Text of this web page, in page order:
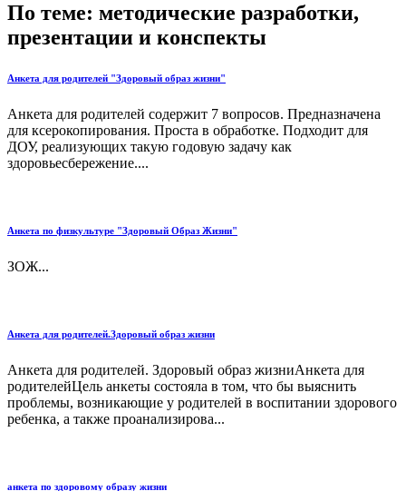
По теме: методические разработки,
презентации и конспекты
Анкета для родителей "Здоровый образ жизни"
Анкета для родителей содержит 7 вопросов. Предназначена
для ксерокопирования. Проста в обработке. Подходит для
ДОУ, реализующих такую годовую задачу как
здоровьесбережение....
Анкета по физкультуре "Здоровый Образ Жизни"
ЗОЖ...
Анкета для родителей.Здоровый образ жизни
Анкета для родителей. Здоровый образ жизниАнкета для
родителейЦель анкеты состояла в том, что бы выяснить
проблемы, возникающие у родителей в воспитании здорового
ребенка, а также проанализирова...
анкета по здоровому образу жизни